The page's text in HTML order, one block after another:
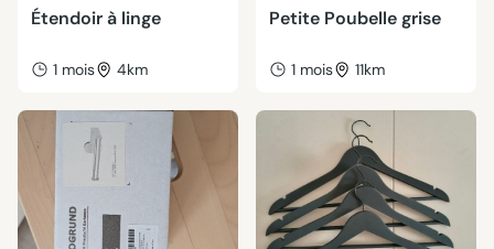
Étendoir à linge
1 mois 4km
Petite Poubelle grise
1 mois 11km